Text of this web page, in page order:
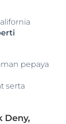
pepaya
serta
Deny,